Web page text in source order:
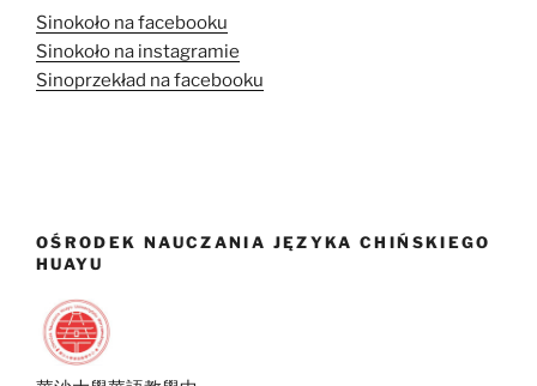
Sinokoło na facebooku
Sinokoło na instagramie
Sinoprzekład na facebooku
OŚRODEK NAUCZANIA JĘZYKA CHIŃSKIEGO
HUAYU